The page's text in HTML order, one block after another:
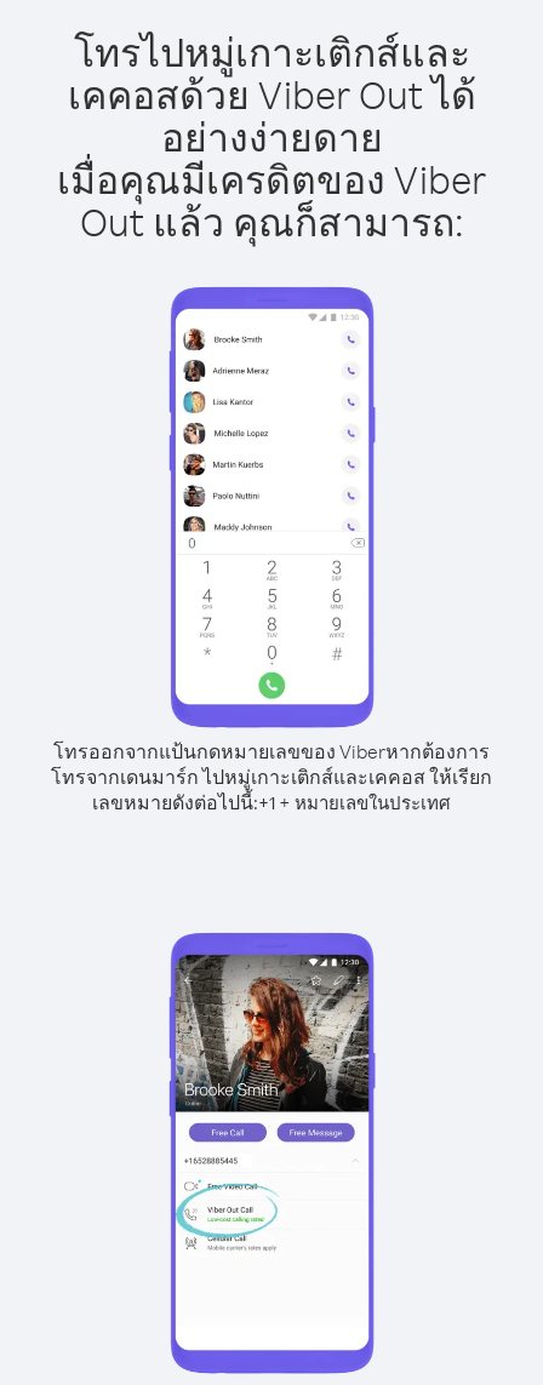
โทรไปหมู่เกาะเติกส์และ
เคคอสด้วย Viber Out ได้
อย่างง่ายดาย
เมื่อคุณมีเครดิตของ Viber
Out แล้ว คุณก็สามารถ:
โทรออกจากแป้นกดหมายเลขของ Viberหากต้องการ
โทรจากเดนมาร์ก ไปหมู่เกาะเติกส์และเคคอส ให้เรียก
เลขหมายดังต่อไปนี้:+1 + หมายเลขในประเทศ